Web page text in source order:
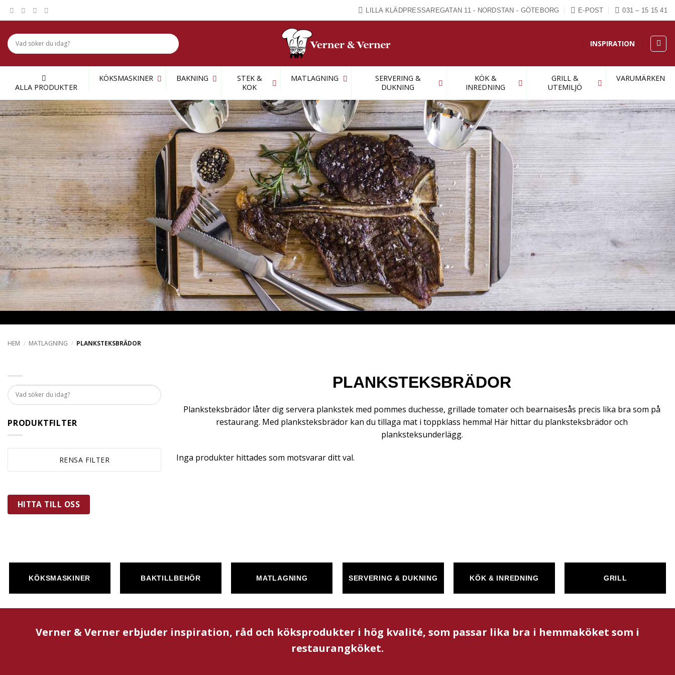
Skip
to
LILLA KLÄDPRESSAREGATAN 11 - NORDSTAN - GÖTEBORG E-POST 031 – 15 15 41
INSPIRATION
ALLA PRODUKTER
KÖKSMASKINER BAKNING
STEK &
KOK
MATLAGNING
SERVERING &
DUKNING
KÖK &
INREDNING
GRILL &
UTEMILJÖ
VARUMÄRKEN
HEM / MATLAGNING / PLANKSTEKSBRÄDOR
PRODUKTFILTER
RENSA FILTER
HITTA TILL OSS
PLANKSTEKSBRÄDOR
Planksteksbrädor låter dig servera plankstek med pommes duchesse, grillade tomater och bearnaisesås precis lika bra som på
restaurang. Med planksteksbrädor kan du tillaga mat i toppklass hemma! Här hittar du planksteksbrädor och
planksteksunderlägg.
Inga produkter hittades som motsvarar ditt val.
KÖKSMASKINER BAKTILLBEHÖR MATLAGNING SERVERING & DUKNING KÖK & INREDNING GRILL
Verner & Verner erbjuder inspiration, råd och köksprodukter i hög kvalité, som passar lika bra i hemmaköket som i
restaurangköket.